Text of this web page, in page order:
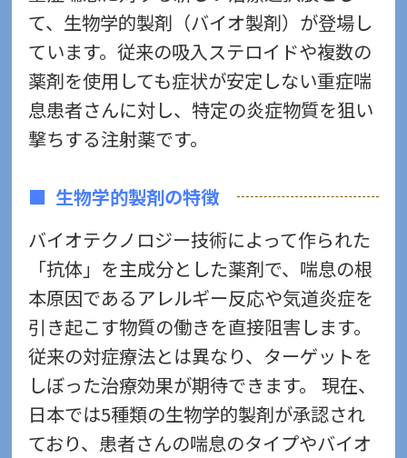
て、生物学的製剤（バイオ製剤）が登場し
ています。従来の吸入ステロイドや複数の
薬剤を使用しても症状が安定しない重症喘
息患者さんに対し、特定の炎症物質を狙い
撃ちする注射薬です。
生物学的製剤の特徴
バイオテクノロジー技術によって作られた
「抗体」を主成分とした薬剤で、喘息の根
本原因であるアレルギー反応や気道炎症を
引き起こす物質の働きを直接阻害します。
従来の対症療法とは異なり、ターゲットを
しぼった治療効果が期待できます。 現在、
日本では5種類の生物学的製剤が承認され
ており、患者さんの喘息のタイプやバイオ